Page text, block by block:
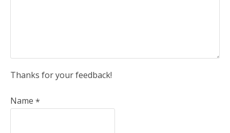
Thanks for your feedback!
Name *